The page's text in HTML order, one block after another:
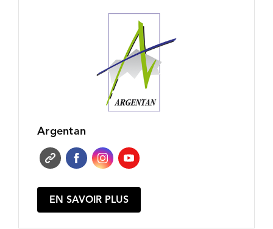
Argentan
EN SAVOIR PLUS